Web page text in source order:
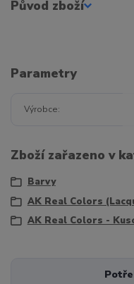
Původ zboží
Parametry
Výrobce
Zboží zařazeno v
Barvy
AK Real Colors
AK Real Colors -